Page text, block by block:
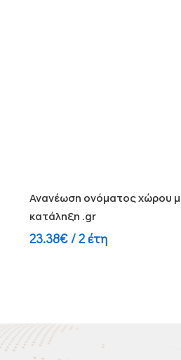
Διαβάστε περισσότερα
Ανανέωση ονόματος χώρου με
κατάληξη .gr
/ 2 έτη